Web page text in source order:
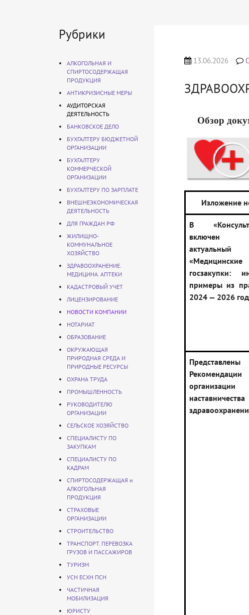
Рубрики
АЛКОГОЛЬНАЯ И
СПИРТОСОДЕРЖАЩАЯ
ПРОДУКЦИЯ
АНТИКРИЗИСНЫЕ МЕРЫ
АУДИТОРСКАЯ
ДЕЯТЕЛЬНОСТЬ
БАНКОВСКОЕ ДЕЛО
БУХГАЛТЕРУ БЮДЖЕТНОЙ
ОРГАНИЗАЦИИ
БУХГАЛТЕРУ
КОММЕРЧЕСКОЙ
ОРГАНИЗАЦИИ
БУХГАЛТЕРУ ПО ЗАРПЛАТЕ
ВНЕШНЕЭКОНОМИЧЕСКАЯ
ДЕЯТЕЛЬНОСТЬ
ДЛЯ ГРАЖДАН РФ
ЖИЛИЩНО-
КОММУНАЛЬНОЕ
ХОЗЯЙСТВО
ЗДРАВООХРАНЕНИЕ.
МЕДИЦИНА. АПТЕКИ
КАДАСТРОВЫЙ УЧЕТ
ЛИЦЕНЗИРОВАНИЕ
НОВОСТИ КОМПАНИИ
НОТАРИАТ
ОБРАЗОВАНИЕ
ОКРУЖАЮЩАЯ
ПРИРОДНАЯ СРЕДА И
ПРИРОДНЫЕ РЕСУРСЫ
ОХРАНА ТРУДА
ПРОМЫШЛЕННОСТЬ
РУКОВОДИТЕЛЮ
ОРГАНИЗАЦИИ
СЕЛЬСКОЕ ХОЗЯЙСТВО
СПЕЦИАЛИСТУ ПО
ЗАКУПКАМ
СПЕЦИАЛИСТУ ПО
КАДРАМ
СПИРТОСОДЕРЖАЩАЯ и
АЛКОГОЛЬНАЯ
ПРОДУКЦИЯ
СТРАХОВЫЕ
ОРГАНИЗАЦИИ
СТРОИТЕЛЬСТВО
ТРАНСПОРТ. ПЕРЕВОЗКА
ГРУЗОВ И ПАССАЖИРОВ
ТУРИЗМ
УСН ЕСХН ПСН
ЧАСТИЧНАЯ
МОБИЛИЗАЦИЯ
ЮРИСТУ
13.06.2026
Обзор
Изложение
В
включен
«Медицинские
госзакупки:
примеры из
2024 — 2026
Представлены
организации